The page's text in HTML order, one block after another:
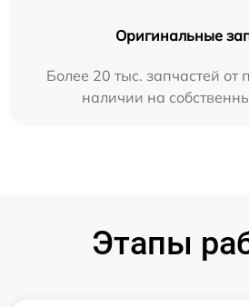
Оригинальные
Более 20 тыс. запчастей от
наличии на
Этапы